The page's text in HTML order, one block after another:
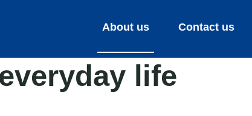
About us Contact us
life